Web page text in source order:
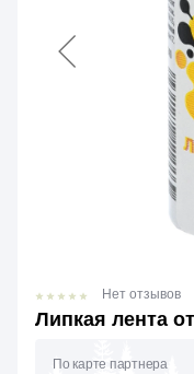
Липкая лента
Нет отзывов
По карте партнера